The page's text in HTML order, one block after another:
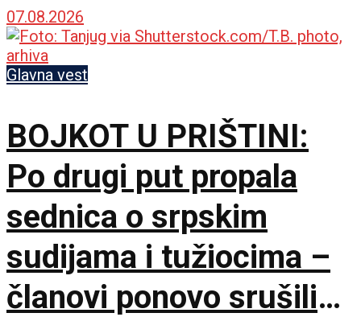
ulaska na KiM
07.08.2026
Glavna vest
BOJKOT U PRIŠTINI:
Po drugi put propala
sednica o srpskim
sudijama i tužiocima –
članovi ponovo srušili